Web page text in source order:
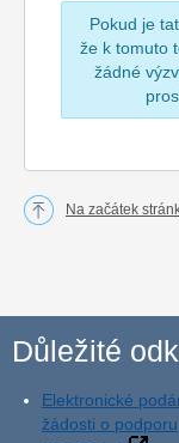
Pokud je
že k tomuto
žádné
Na začátek
Důležité
Elektronické
žádosti o podporu